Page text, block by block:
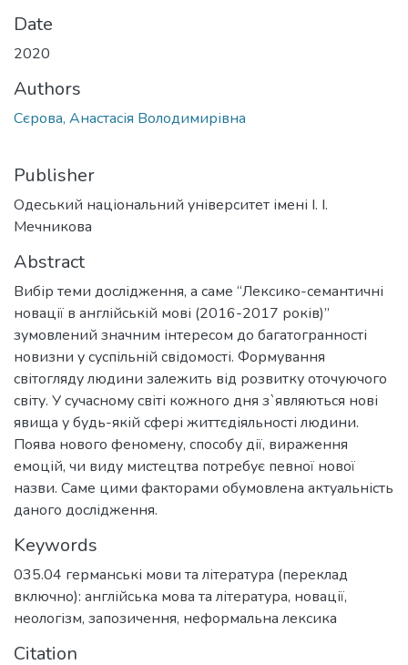
Date
2020
Authors
Сєрова, Анастасія Володимирівна
Publisher
Одеський національний університет імені І. І.
Мечникова
Abstract
Вибір теми дослідження, а саме “Лексико-семантичні
новації в англійській мові (2016-2017 років)”
зумовлений значним інтересом до багатогранності
новизни у суспільній свідомості. Формування
світогляду людини залежить від розвитку оточуючого
світу. У сучасному світі кожного дня з`являються нові
явища у будь-якій сфері життєдіяльності людини.
Поява нового феномену, способу дії, вираження
емоцій, чи виду мистецтва потребує певної нової
назви. Саме цими факторами обумовлена актуальність
даного дослідження.
Keywords
035.04 германські мови та література (переклад
включно): англійська мова та література, новації,
неологізм, запозичення, неформальна лексика
Citation